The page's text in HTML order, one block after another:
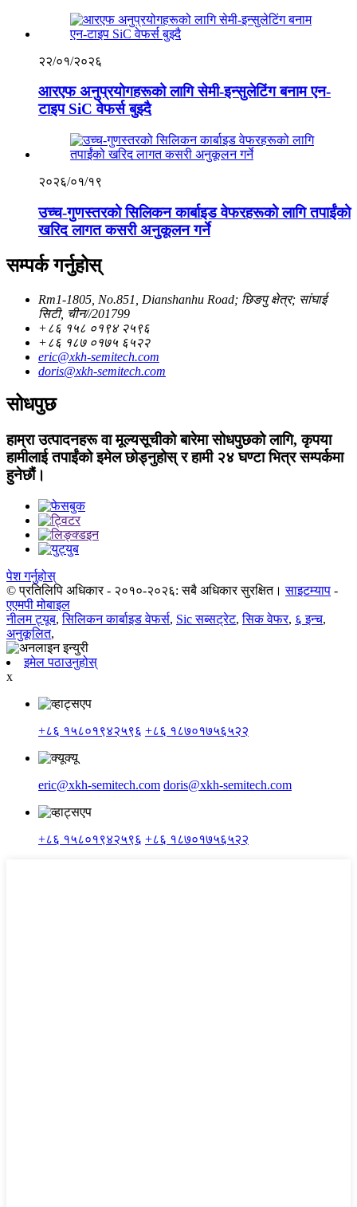
२२/०१/२०२६
आरएफ अनुप्रयोगहरूको लागि सेमी-इन्सुलेटिंग बनाम एन-
टाइप SiC वेफर्स बुझ्दै
२०२६/०१/१९
उच्च-गुणस्तरको सिलिकन कार्बाइड वेफरहरूको लागि तपाईंको
खरिद लागत कसरी अनुकूलन गर्ने
सम्पर्क गर्नुहोस्
Rm1-1805, No.851, Dianshanhu Road; छिङपु क्षेत्र; सांघाई
सिटी, चीन//201799
+८६ १५८ ०१९४ २५९६
+८६ १८७ ०१७५ ६५२२
eric@xkh-semitech.com
doris@xkh-semitech.com
सोधपुछ
हाम्रा उत्पादनहरू वा मूल्यसूचीको बारेमा सोधपुछको लागि, कृपया
हामीलाई तपाईंको इमेल छोड्नुहोस् र हामी २४ घण्टा भित्र सम्पर्कमा
हुनेछौं।
पेश गर्नुहोस्
© प्रतिलिपि अधिकार - २०१०-२०२६: सबै अधिकार सुरक्षित। साइटम्याप -
एएमपी मोबाइल
नीलम ट्यूब,सिलिकन कार्बाइड वेफर्स, Sic सब्सट्रेट,सिक वेफर, ६ इन्च,
अनुकूलित,
इमेल पठाउनुहोस्
x
+८६ १५८०१९४२५९६ +८६ १८७०१७५६५२२
eric@xkh-semitech.com doris@xkh-semitech.com
+८६ १५८०१९४२५९६ +८६ १८७०१७५६५२२